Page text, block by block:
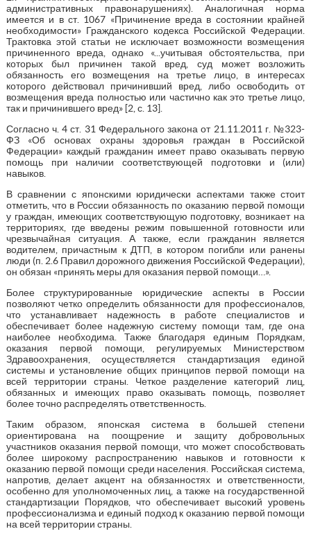
административных правонарушениях). Аналогичная норма
имеется и в ст. 1067 «Причинение вреда в состоянии крайней
необходимости» Гражданского кодекса Российской Федерации.
Трактовка этой статьи не исключает возможности возмещения
причиненного вреда, однако «...учитывая обстоятельства, при
которых был причинен такой вред, суд может возложить
обязанность его возмещения на третье лицо, в интересах
которого действовал причинивший вред, либо освободить от
возмещения вреда полностью или частично как это третье лицо,
так и причинившего вред» [2, с. 13].
Согласно ч. 4 ст. 31 Федерального закона от 21.11.2011 г. №323-
ФЗ «Об основах охраны здоровья граждан в Российской
Федерации» каждый гражданин имеет право оказывать первую
помощь при наличии соответствующей подготовки и (или)
навыков.
В сравнении с японскими юридически аспектами также стоит
отметить, что в России обязанность по оказанию первой помощи
у граждан, имеющих соответствующую подготовку, возникает на
территориях, где введены режим повышенной готовности или
чрезвычайная ситуация. А также, если гражданин является
водителем, причастным к ДТП, в котором погибли или ранены
люди (п. 2.6 Правил дорожного движения Российской Федерации),
он обязан «принять меры для оказания первой помощи…».
Более структурированные юридические аспекты в России
позволяют четко определить обязанности для профессионалов,
что устанавливает надежность в работе специалистов и
обеспечивает более надежную систему помощи там, где она
наиболее необходима. Также благодаря единым Порядкам,
оказания первой помощи, регулируемых Министерством
Здравоохранения, осуществляется стандартизация единой
системы и установление общих принципов первой помощи на
всей территории страны. Четкое разделение категорий лиц,
обязанных и имеющих право оказывать помощь, позволяет
более точно распределять ответственность.
Таким образом, японская система в большей степени
ориентирована на поощрение и защиту добровольных
участников оказания первой помощи, что может способствовать
более широкому распространению навыков и готовности к
оказанию первой помощи среди населения. Российская система,
напротив, делает акцент на обязанностях и ответственности,
особенно для уполномоченных лиц, а также на государственной
стандартизации Порядков, что обеспечивает высокий уровень
профессионализма и единый подход к оказанию первой помощи
на всей территории страны.